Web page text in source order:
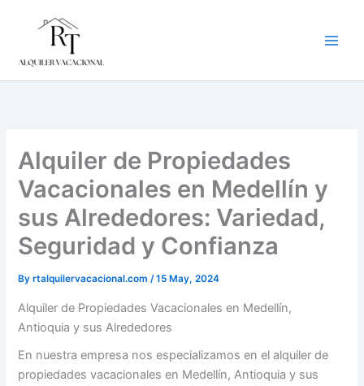
Alquiler de Propiedades
Vacacionales en Medellín y
sus Alrededores: Variedad,
Seguridad y Confianza
Byrtalquilervacacional.com/15 May, 2024
Alquiler de Propiedades Vacacionales en Medellín,
Antioquia y sus Alrededores
En nuestra empresa nos especializamos en el alquiler de
propiedades vacacionales en Medellín, Antioquia y sus